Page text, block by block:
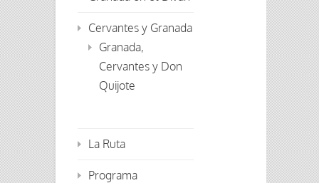
Cervantes y Granada
Granada,
Cervantes y Don
Quijote
La Ruta
Programa